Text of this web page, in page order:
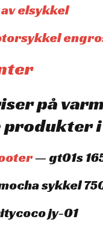
elsykkel
på
produkter
— gt01s
sykkel
jy-01